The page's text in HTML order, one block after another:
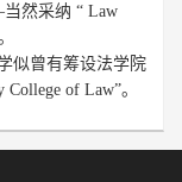
然采纳 “ Law
似曾有筹设法学院
of Law”。